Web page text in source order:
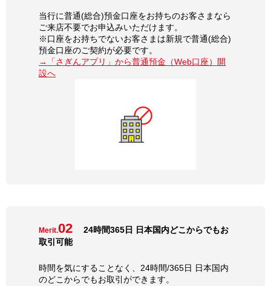
当行に普通(総合)預金口座をお持ちのお客さまなら
ご来店不要でお申込みいただけます。
※口座をお持ちでないお客さまは新規で普通(総合)
預金口座のご契約が必要です。
→「さぎんアプリ」から普通預金（Web口座）開
設へ
Merit.02
24時間365日 日本国内どこからでもお
取引可能
時間を気にすることなく、24時間/365日 日本国内
のどこからでもお取引ができます。